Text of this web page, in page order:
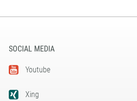
SOCIAL MEDIA
Youtube
Xing